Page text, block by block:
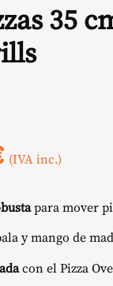
35
El
precio
actual
es:
(IVA inc.)
para mover
y mango de
con el Pizza